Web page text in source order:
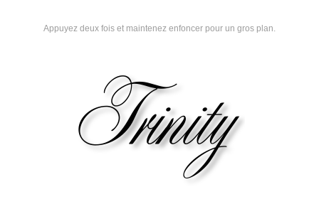
Appuyez deux fois et maintenez enfoncer pour un gros plan.